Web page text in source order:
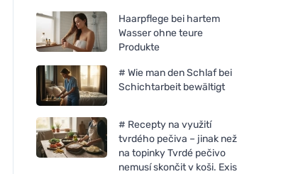
Bombus Raw protein Cocoa
beans 50g
Bombus Raw
butter 50g
Haarpflege bei hartem
Wasser ohne teure
Produkte
# Wie man den Schlaf bei
Schichtarbeit bewältigt
# Recepty na využití
tvrdého pečiva – jinak než
na topinky Tvrdé pečivo
nemusí skončit v koši. Exis